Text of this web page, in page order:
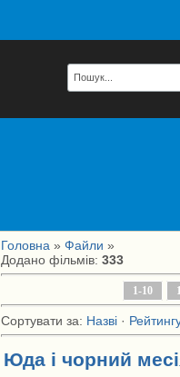
Головна » Файли »
Додано фільмів: 333
1-10
Сортувати за: Назві ·
Юда і чорний